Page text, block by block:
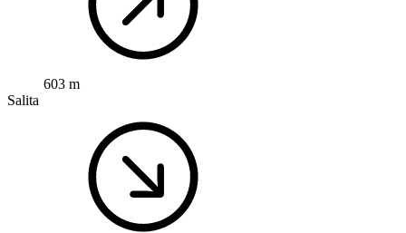
603 m
Salita